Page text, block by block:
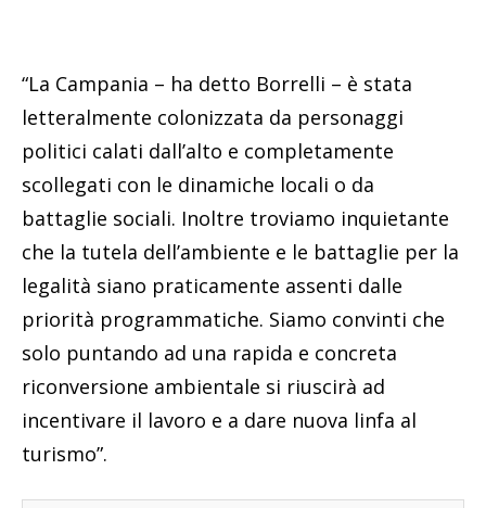
“La Campania – ha detto Borrelli – è stata
letteralmente colonizzata da personaggi
politici calati dall’alto e completamente
scollegati con le dinamiche locali o da
battaglie sociali. Inoltre troviamo inquietante
che la tutela dell’ambiente e le battaglie per la
legalità siano praticamente assenti dalle
priorità programmatiche. Siamo convinti che
solo puntando ad una rapida e concreta
riconversione ambientale si riuscirà ad
incentivare il lavoro e a dare nuova linfa al
turismo”.